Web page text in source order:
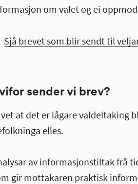
om valet og ei
Sjå brevet som blir sendt til
sender vi brev?
vet at det er lågare valdeltaking
elles.
av informasjonstiltak frå
gir mottakaren praktisk